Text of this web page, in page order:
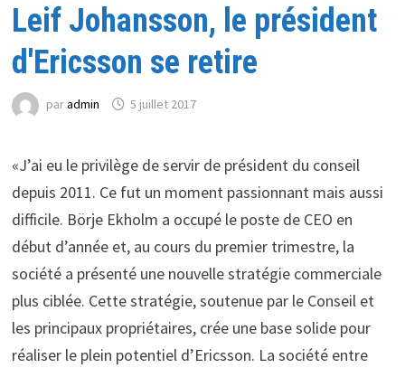
Leif Johansson, le président
d'Ericsson se retire
paradmin 5 juillet 2017
«J’ai eu le privilège de servir de président du conseil
depuis 2011. Ce fut un moment passionnant mais aussi
difficile. Börje Ekholm a occupé le poste de CEO en
début d’année et, au cours du premier trimestre, la
société a présenté une nouvelle stratégie commerciale
plus ciblée. Cette stratégie, soutenue par le Conseil et
les principaux propriétaires, crée une base solide pour
réaliser le plein potentiel d’Ericsson. La société entre